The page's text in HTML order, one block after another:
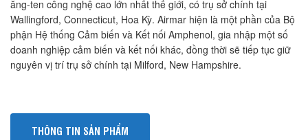
ăng-ten công nghệ cao lớn nhất thế giới, có trụ sở chính tại
Wallingford, Connecticut, Hoa Kỳ. Airmar hiện là một phần của Bộ
phận Hệ thống Cảm biến và Kết nối Amphenol, gia nhập một số
doanh nghiệp cảm biến và kết nối khác, đồng thời sẽ tiếp tục giữ
nguyên vị trí trụ sở chính tại Milford, New Hampshire.
THÔNG TIN SẢN PHẨM